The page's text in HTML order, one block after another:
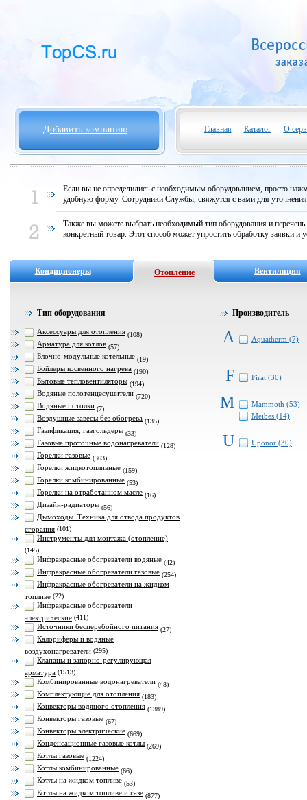
Добавить компанию Главная Каталог О
Если вы не определились с необходимым оборудованием, просто
удобную форму. Сотрудники Службы, свяжутся с вами для
Также вы можете выбрать необходимый тип оборудования и
конкретный товар. Этот способ может упростить обработку заявки и
Кондиционеры Отопление Вентиляция
Тип оборудования
Аксессуары для отопления (108)
Арматура для котлов (57)
Блочно-модульные котельные (19)
Бойлеры косвенного нагрева (190)
Бытовые тепловентиляторы (194)
Водяные полотенцесушители (720)
Водяные потолки (7)
Воздушные завесы без обогрева (135)
Газификация, газгольдеры (33)
Газовые проточные водонагреватели (128)
Горелки газовые (363)
Горелки жидкотопливные (159)
Горелки комбинированные (53)
Горелки на отработанном масле (16)
Дизайн-радиаторы (56)
Дымоходы. Техника для отвода продуктов
сгорания (101)
Инструменты для монтажа (отопление)
(145)
Инфракрасные обогреватели водяные (42)
Инфракрасные обогреватели газовые (254)
Инфракрасные обогреватели на жидком
топливе (22)
Инфракрасные обогреватели
электрические (411)
Источники бесперебойного питания (27)
Калориферы и водяные
воздухонагреватели (295)
Клапаны и запорно-регулирующая
арматура (1513)
Комбинированные водонагреватели (48)
Комплектующие для отопления (183)
Конвекторы водяного отопления (1389)
Конвекторы газовые (67)
Конвекторы электрические (669)
Конденсационные газовые котлы (269)
Котлы газовые (1224)
Котлы комбинированные (66)
Котлы на жидком топливе (53)
Котлы на жидком топливе и газе (877)
Производитель
A Aquatherm (7)
F Firat (30)
M
Mammoth (53)
Meibes (14)
U Uponor (30)